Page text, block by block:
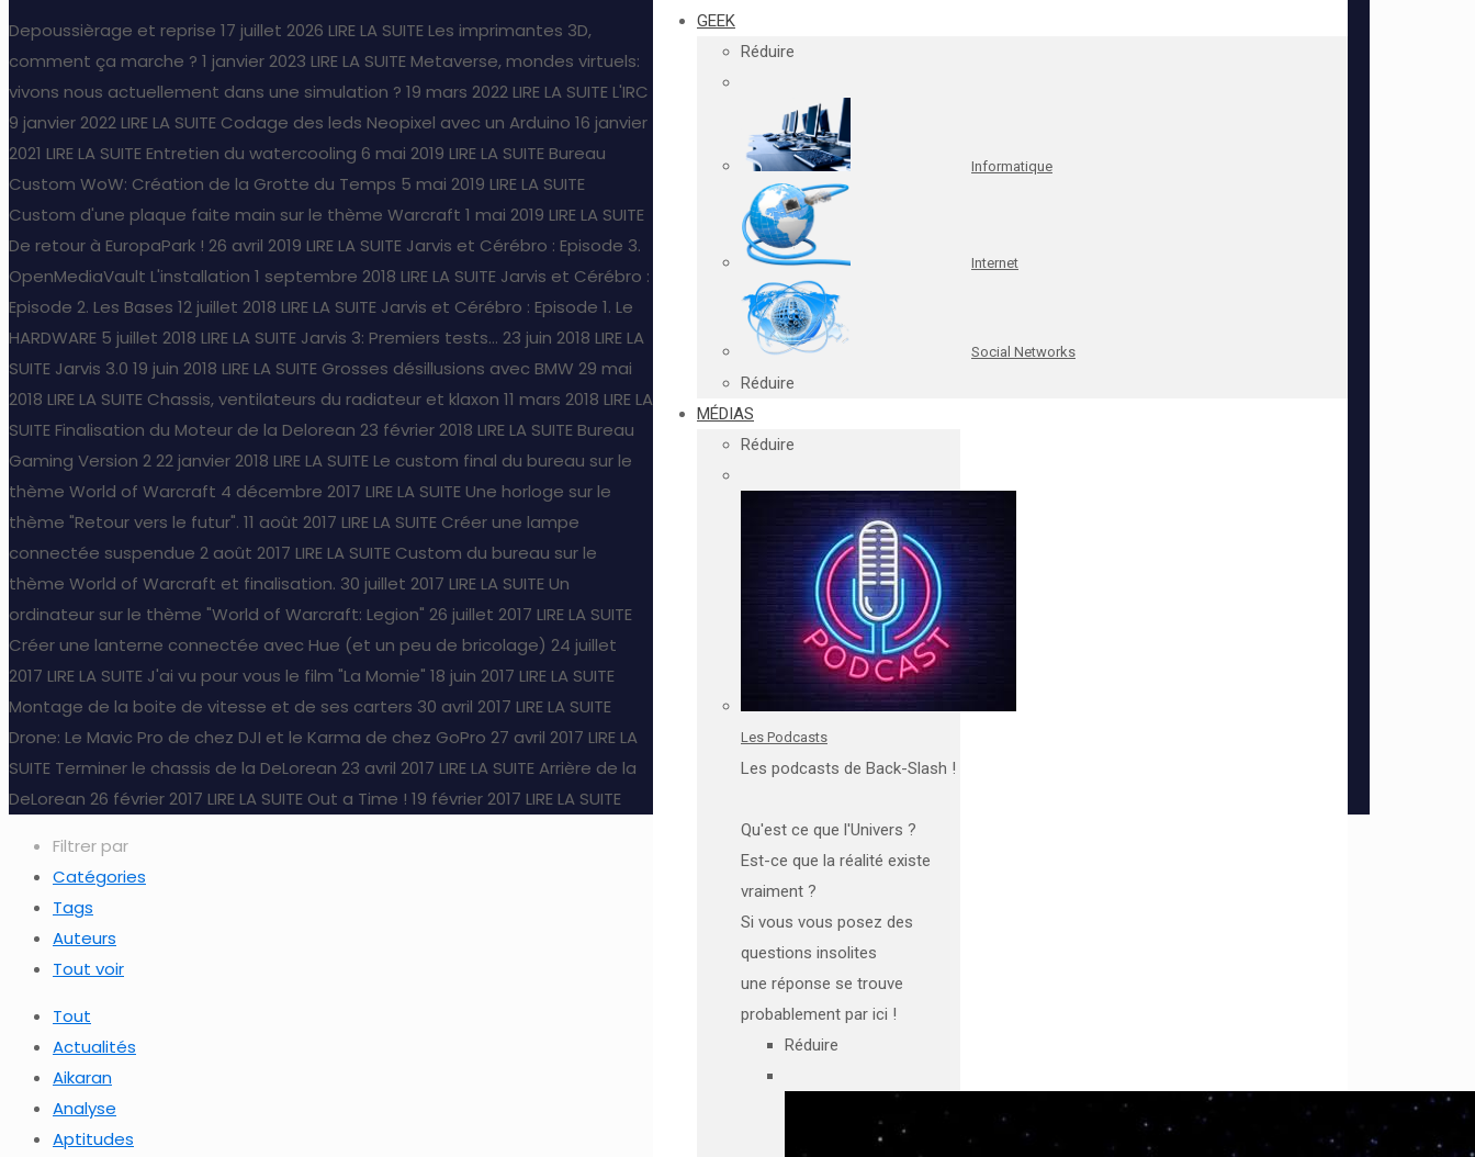
GEEK
Réduire
Informatique
Internet
Social Networks
Réduire
MÉDIAS
Réduire
Les Podcasts
Les podcasts de Back-Slash !
Qu'est ce que l'Univers ?
Est-ce que la réalité existe
vraiment ?
Si vous vous posez des
questions insolites
une réponse se trouve
probablement par ici !
Réduire
Depoussièrage et reprise 17 juillet 2026 LIRE LA SUITE Les imprimantes 3D,
comment ça marche ? 1 janvier 2023 LIRE LA SUITE Metaverse, mondes virtuels:
vivons nous actuellement dans une simulation ? 19 mars 2022 LIRE LA SUITE L'IRC
9 janvier 2022 LIRE LA SUITE Codage des leds Neopixel avec un Arduino 16 janvier
2021 LIRE LA SUITE Entretien du watercooling 6 mai 2019 LIRE LA SUITE Bureau
Custom WoW: Création de la Grotte du Temps 5 mai 2019 LIRE LA SUITE
Custom d'une plaque faite main sur le thème Warcraft 1 mai 2019 LIRE LA SUITE
De retour à EuropaPark ! 26 avril 2019 LIRE LA SUITE Jarvis et Cérébro : Episode 3.
OpenMediaVault L'installation 1 septembre 2018 LIRE LA SUITE Jarvis et Cérébro :
Episode 2. Les Bases 12 juillet 2018 LIRE LA SUITE Jarvis et Cérébro : Episode 1. Le
HARDWARE 5 juillet 2018 LIRE LA SUITE Jarvis 3: Premiers tests... 23 juin 2018 LIRE LA
SUITE Jarvis 3.0 19 juin 2018 LIRE LA SUITE Grosses désillusions avec BMW 29 mai
2018 LIRE LA SUITE Chassis, ventilateurs du radiateur et klaxon 11 mars 2018 LIRE LA
SUITE Finalisation du Moteur de la Delorean 23 février 2018 LIRE LA SUITE Bureau
Gaming Version 2 22 janvier 2018 LIRE LA SUITE Le custom final du bureau sur le
thème World of Warcraft 4 décembre 2017 LIRE LA SUITE Une horloge sur le
thème "Retour vers le futur". 11 août 2017 LIRE LA SUITE Créer une lampe
connectée suspendue 2 août 2017 LIRE LA SUITE Custom du bureau sur le
thème World of Warcraft et finalisation. 30 juillet 2017 LIRE LA SUITE Un
ordinateur sur le thème "World of Warcraft: Legion" 26 juillet 2017 LIRE LA SUITE
Créer une lanterne connectée avec Hue (et un peu de bricolage) 24 juillet
2017 LIRE LA SUITE J'ai vu pour vous le film "La Momie" 18 juin 2017 LIRE LA SUITE
Montage de la boite de vitesse et de ses carters 30 avril 2017 LIRE LA SUITE
Drone: Le Mavic Pro de chez DJI et le Karma de chez GoPro 27 avril 2017 LIRE LA
SUITE Terminer le chassis de la DeLorean 23 avril 2017 LIRE LA SUITEArrière de la
DeLorean 26 février 2017 LIRE LA SUITE Out a Time ! 19 février 2017 LIRE LA SUITE
Filtrer par
Catégories
Tags
Auteurs
Tout voir
Tout
Actualités
Aikaran
Analyse
Aptitudes